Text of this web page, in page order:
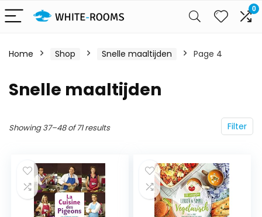
0
Home Shop Snelle maaltijden Page 4
Snelle maaltijden
Filter
Showing 37–48 of 71 results